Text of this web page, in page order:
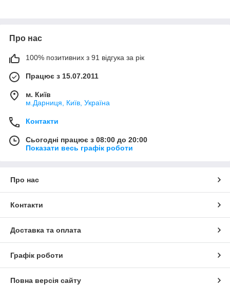
Про нас
100% позитивних з 91 відгука за рік
Працює з 15.07.2011
м. Київ
м.Дарниця, Київ, Україна
Контакти
Сьогодні працює з 08:00 до 20:00
Показати весь графік роботи
Про нас
Контакти
Доставка та оплата
Графік роботи
Повна версія сайту